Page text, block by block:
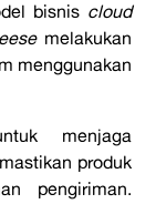
bisnis cloud
melakukan
menggunakan
menjaga
produk
pengiriman.